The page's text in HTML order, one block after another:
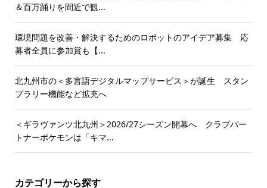
＆百万踊りを間近で観...
環境問題を改善・解決するためのロボットのアイデア募集 応
募者全員に参加賞も【...
北九州市の＜多言語デジタルマップサービス＞が誕生 スタン
プラリー機能など拡充へ
＜ギラヴァンツ北九州＞2026/27シーズン開幕へ クラブパー
トナーポケモンは「キマ...
カテゴリーから探す